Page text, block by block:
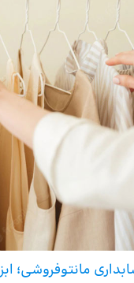
مانتوفروشی؛